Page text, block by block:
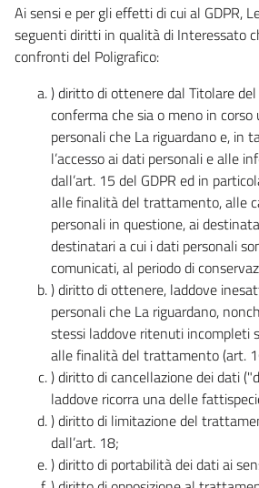
Ai sensi e per gli effetti di cui al GDPR,
seguenti diritti in qualità di Interessato
confronti del Poligrafico:
) diritto di ottenere dal Titolare
conferma che sia o meno in
personali che La riguardano e, in
l’accesso ai dati personali e alle
dall’art. 15 del GDPR ed in
alle finalità del trattamento, alle
personali in questione, ai
destinatari a cui i dati personali
comunicati, al periodo di
) diritto di ottenere, laddove
personali che La riguardano,
stessi laddove ritenuti incompleti
alle finalità del trattamento (art.
) diritto di cancellazione dei dati
laddove ricorra una delle
) diritto di limitazione del
dall’art. 18;
) diritto di portabilità dei dati ai